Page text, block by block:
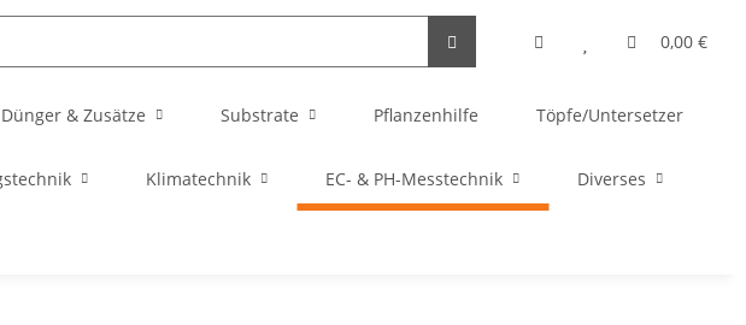
0,00 €
Dünger & Zusätze Substrate Pflanzenhilfe Töpfe/Untersetzer
Klimatechnik EC- & PH-Messtechnik Diverses